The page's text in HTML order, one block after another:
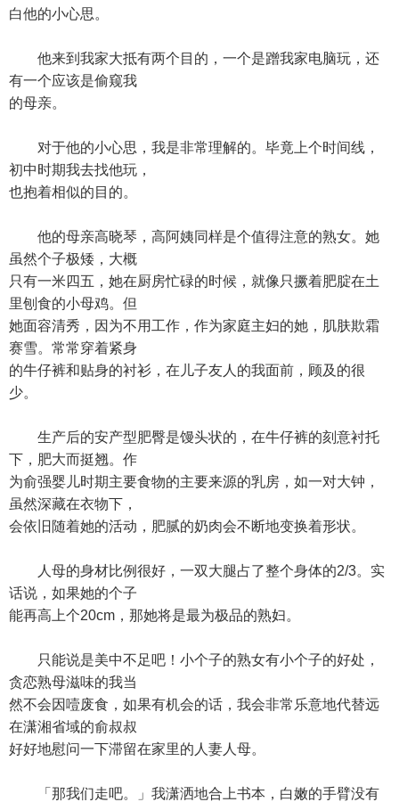
白他的小心思。
他来到我家大抵有两个目的，一个是蹭我家电脑玩，还
有一个应该是偷窥我
的母亲。
对于他的小心思，我是非常理解的。毕竟上个时间线，
初中时期我去找他玩，
也抱着相似的目的。
他的母亲高晓琴，高阿姨同样是个值得注意的熟女。她
虽然个子极矮，大概
只有一米四五，她在厨房忙碌的时候，就像只撅着肥腚在土
里刨食的小母鸡。但
她面容清秀，因为不用工作，作为家庭主妇的她，肌肤欺霜
赛雪。常常穿着紧身
的牛仔裤和贴身的衬衫，在儿子友人的我面前，顾及的很
少。
生产后的安产型肥臀是馒头状的，在牛仔裤的刻意衬托
下，肥大而挺翘。作
为俞强婴儿时期主要食物的主要来源的乳房，如一对大钟，
虽然深藏在衣物下，
会依旧随着她的活动，肥腻的奶肉会不断地变换着形状。
人母的身材比例很好，一双大腿占了整个身体的2/3。实
话说，如果她的个子
能再高上个20cm，那她将是最为极品的熟妇。
只能说是美中不足吧！小个子的熟女有小个子的好处，
贪恋熟母滋味的我当
然不会因噎废食，如果有机会的话，我会非常乐意地代替远
在潇湘省域的俞叔叔
好好地慰问一下滞留在家里的人妻人母。
「那我们走吧。」我潇洒地合上书本，白嫩的手臂没有